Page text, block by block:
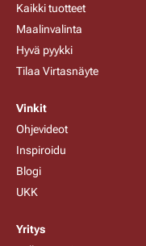
Kaikki tuotteet
Maalinvalinta
Hyvä pyykki
Tilaa Virtasnäyte
Vinkit
Ohjevideot
Inspiroidu
Blogi
UKK
Yritys